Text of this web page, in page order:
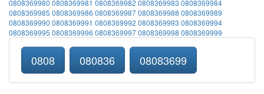
0808369980 0808369981 0808369982 0808369983 0808369984
0808369985 0808369986 08083699870808369988 0808369989
0808369990 0808369991 0808369992 0808369993 0808369994
0808369995 0808369996 08083699970808369998 0808369999
0808 080836 08083699